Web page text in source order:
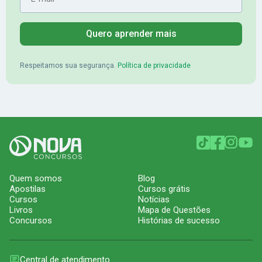
Quero aprender mais
Respeitamos sua segurança. Política de privacidade
Quem somos
Apostilas
Cursos
Livros
Concursos
Blog
Cursos grátis
Notícias
Mapa de Questões
Histórias de sucesso
Central de atendimento